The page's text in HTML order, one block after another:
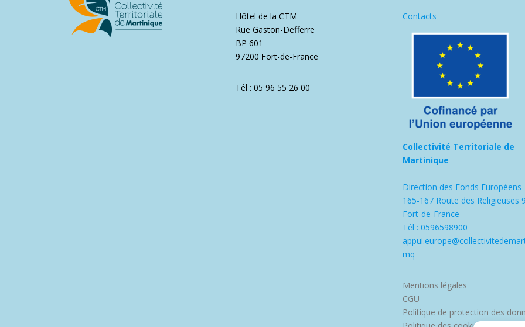
Hôtel de la CTM
Rue Gaston-Defferre
BP 601
97200 Fort-de-France
Tél : 05 96 55 26 00
Contacts
Collectivité Territoriale de
Martinique
Direction des Fonds Européens
165-167 Route des Religieuses
Fort-de-France
Tél : 0596598900
mq
Mentions légales
CGU
Politique de protection des